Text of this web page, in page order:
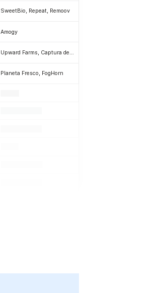
SweetBio, Repeat, Remoov
Amogy
Upward Farms, Captura de Carbono
Planeta Fresco, FogHorn